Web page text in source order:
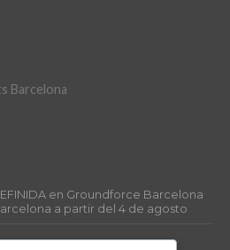
Barcelona
en Groundforce Barcelona
a partir del 4 de agosto